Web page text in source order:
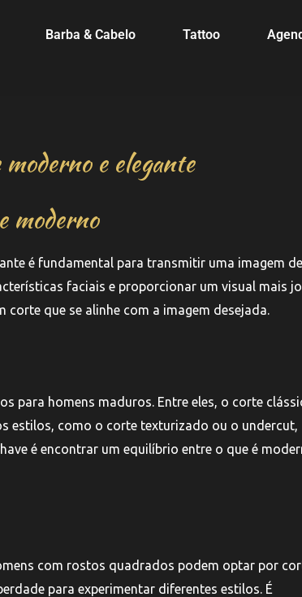
Barba & Cabelo Tattoo
e elegante
moderno
é fundamental para transmitir uma imagem de
faciais e proporcionar um visual mais
que se alinhe com a imagem desejada.
para homens maduros. Entre eles, o corte
estilos, como o corte texturizado ou o undercut,
é encontrar um equilíbrio entre o que é
com rostos quadrados podem optar por
para experimentar diferentes estilos. É